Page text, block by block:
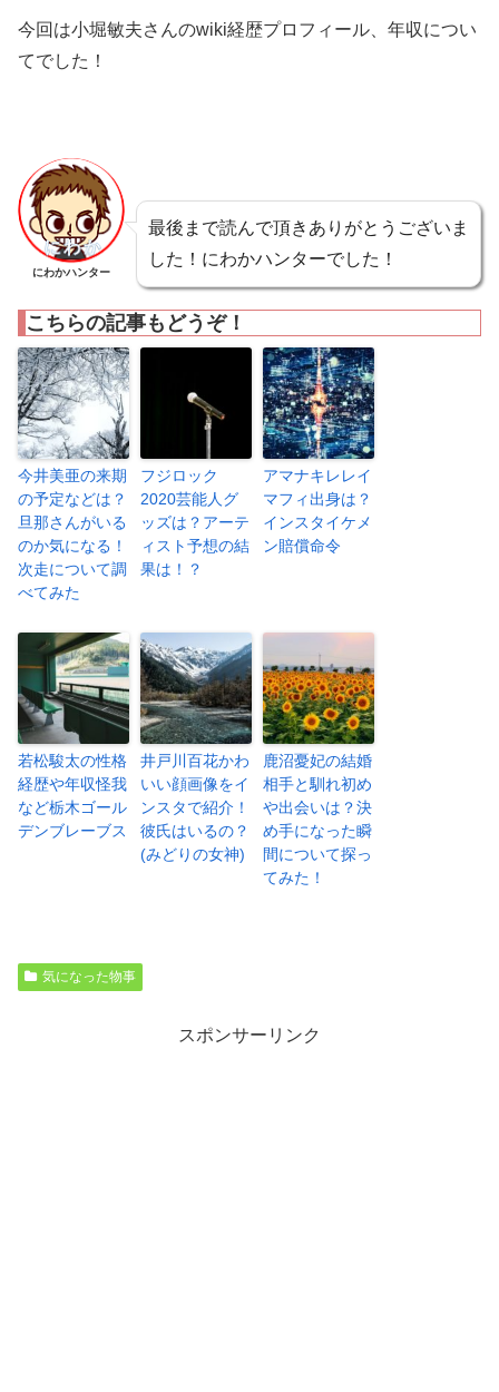
今回は小堀敏夫さんのwiki経歴プロフィール、年収につい
てでした！
にわかハンター
最後まで読んで頂きありがとうございま
した！にわかハンターでした！
こちらの記事もどうぞ！
今井美亜の来期
の予定などは？
旦那さんがいる
のか気になる！
次走について調
べてみた
フジロック
2020芸能人グ
ッズは？アーテ
ィスト予想の結
果は！？
アマナキレレイ
マフィ出身は？
インスタイケメ
ン賠償命令
若松駿太の性格
経歴や年収怪我
など栃木ゴール
デンブレーブス
井戸川百花かわ
いい顔画像をイ
ンスタで紹介！
彼氏はいるの？
(みどりの女神)
鹿沼憂妃の結婚
相手と馴れ初め
や出会いは？決
め手になった瞬
間について探っ
てみた！
気になった物事
スポンサーリンク